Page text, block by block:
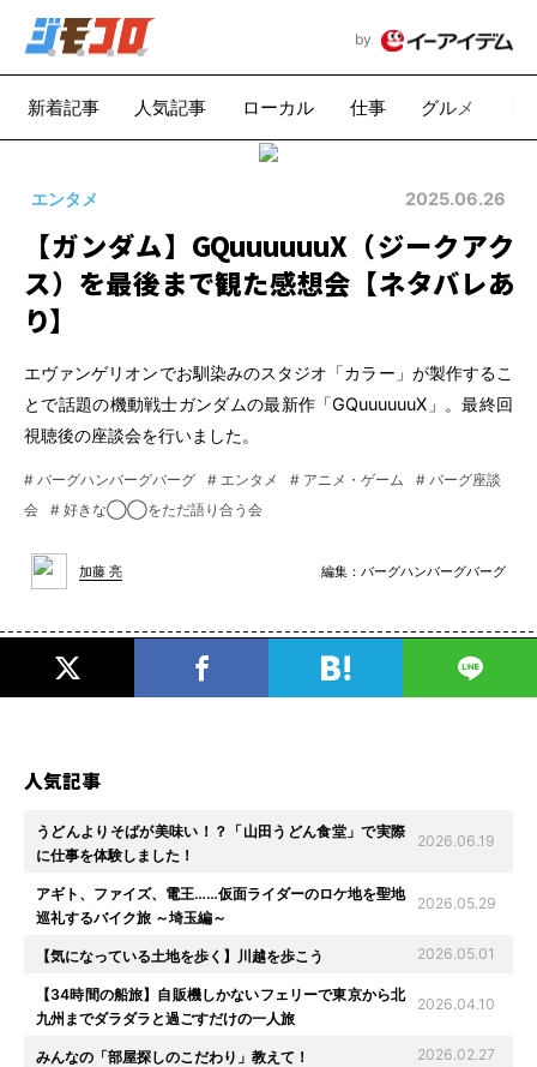
by
新着記事 人気記事 ローカル 仕事 グルメ
エンタメ 2025.06.26
【ガンダム】GQuuuuuuX（ジークアク
ス）を最後まで観た感想会【ネタバレあ
り】
エヴァンゲリオンでお馴染みのスタジオ「カラー」が製作するこ
とで話題の機動戦士ガンダムの最新作「GQuuuuuuX」。最終回
視聴後の座談会を行いました。
# バーグハンバーグバーグ # エンタメ # アニメ・ゲーム
# バーグ座談
会
# 好きな◯◯をただ語り合う会
加藤 亮 編集： バーグハンバーグバーグ
人気記事
うどんよりそばが美味い！？「山田うどん食堂」で実際
に仕事を体験しました！
2026.06.19
アギト、ファイズ、電王……仮面ライダーのロケ地を聖地
巡礼するバイク旅 ～埼玉編～
2026.05.29
【気になっている土地を歩く】川越を歩こう 2026.05.01
【34時間の船旅】自販機しかないフェリーで東京から北
九州までダラダラと過ごすだけの一人旅
2026.04.10
みんなの「部屋探しのこだわり」教えて！ 2026.02.27